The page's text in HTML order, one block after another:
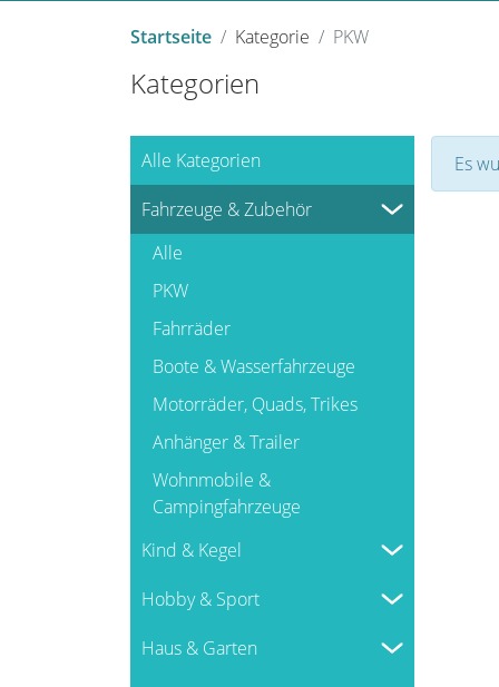
Startseite Kategorie PKW
Kategorien
Alle Kategorien
Fahrzeuge & Zubehör
Alle
PKW
Fahrräder
Boote & Wasserfahrzeuge
Motorräder, Quads, Trikes
Anhänger & Trailer
Wohnmobile &
Campingfahrzeuge
Kind & Kegel
Alle
Hobby & Sport
Alle
Haus & Garten
Es